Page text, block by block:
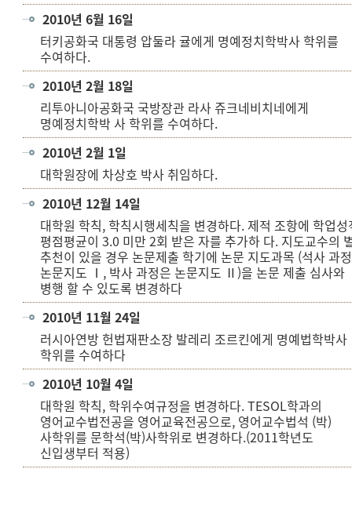
2010년 6월 16일
터키공화국 대통령 압둘라 귤에게 명예정치학박사 학위를
수여하다.
2010년 2월 18일
리투아니아공화국 국방장관 라사 쥬크네비치네에게
명예정치학박 사 학위를 수여하다.
2010년 2월 1일
대학원장에 차상호 박사 취임하다.
2010년 12월 14일
대학원 학칙, 학칙시행세칙을 변경하다. 제적 조항에 학업성
평점평균이 3.0 미만 2회 받은 자를 추가하 다. 지도교수의
추천이 있을 경우 논문제출 학기에 논문 지도과목 (석사 과
논문지도 Ⅰ, 박사 과정은 논문지도 Ⅱ)을 논문 제출 심사와
병행 할 수 있도록 변경하다
2010년 11월 24일
러시아연방 헌법재판소장 발레리 조르킨에게 명예법학박사
학위를 수여하다
2010년 10월 4일
대학원 학칙, 학위수여규정을 변경하다. TESOL학과의
영어교수법전공을 영어교육전공으로, 영어교수법석 (박)
사학위를 문학석(박)사학위로 변경하다.(2011학년도
신입생부터 적용)